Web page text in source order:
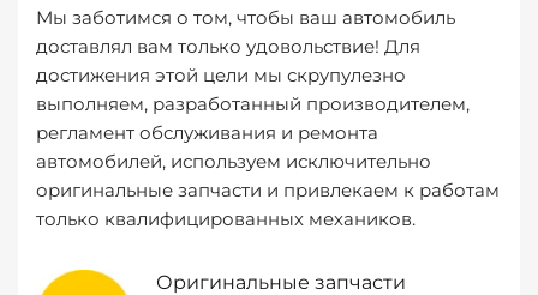
Мы заботимся о том, чтобы ваш автомобиль
доставлял вам только удовольствие! Для
достижения этой цели мы скрупулезно
выполняем, разработанный производителем,
регламент обслуживания и ремонта
автомобилей, используем исключительно
оригинальные запчасти и привлекаем к работам
только квалифицированных механиков.
Оригинальные запчасти